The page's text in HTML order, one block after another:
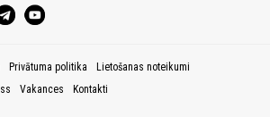
Privātuma politika
Lietošanas noteikumi
Vakances Kontakti